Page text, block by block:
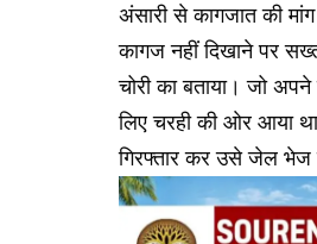
अंसारी से कागजात की
कागज नहीं दिखाने पर
चोरी का बताया। जो
लिए चरही की ओर आया
गिरफ्तार कर उसे जेल भेज